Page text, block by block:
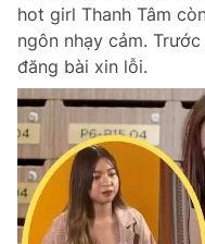
hot girl Thanh Tâm
ngôn nhạy cảm.
đăng bài xin lỗi.